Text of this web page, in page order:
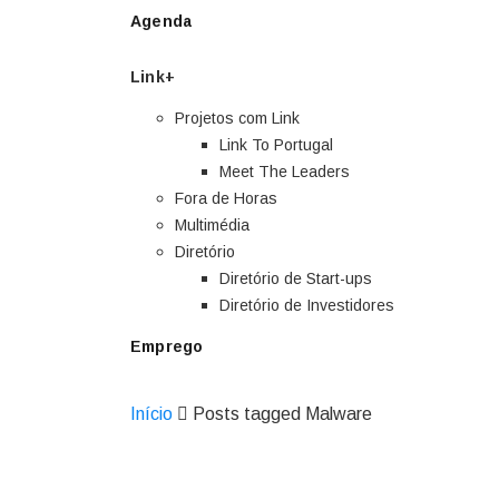
Agenda
Link+
Projetos com Link
Link To Portugal
Meet The Leaders
Fora de Horas
Multimédia
Diretório
Diretório de Start-ups
Diretório de Investidores
Emprego
Início Posts tagged Malware